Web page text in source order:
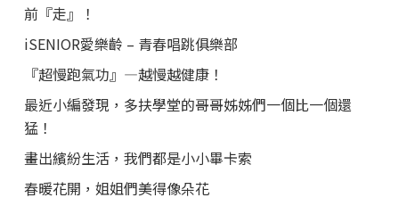
前『走』！
iSENIOR愛樂齡 – 青春唱跳俱樂部
『超慢跑氣功』—越慢越健康！
最近小編發現，多扶學堂的哥哥姊姊們一個比一個還
猛！
畫出繽紛生活，我們都是小小畢卡索
春暖花開，姐姐們美得像朵花